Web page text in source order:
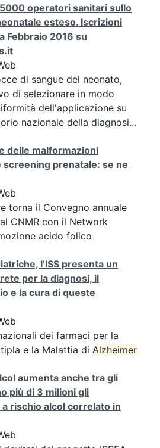
operatori sanitari sullo
esteso. Iscrizioni
Febbraio 2016 su
di sangue del neonato,
di selezionare in modo
dell'applicazione su
nazionale della diagnosi...
delle malformazioni
screening prenatale: se ne
torna il Convegno annuale
CNMR con il Network
acido folico
l’ISS presenta un
per la diagnosi, il
e la cura di queste
dei farmaci per la
e la Malattia di Alzheimer
aumenta anche tra gli
più di 3 milioni gli
rischio alcol correlato in